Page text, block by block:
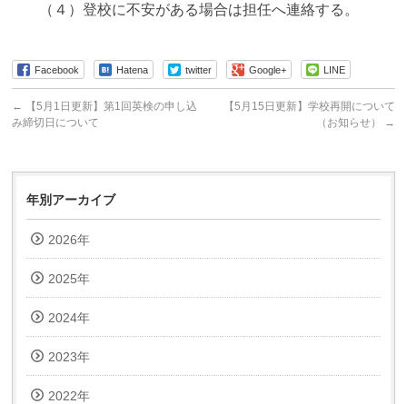
（４）登校に不安がある場合は担任へ連絡する。
Facebook Hatena twitter Google+ LINE
←
【5月1日更新】第1回英検の申し込
み締切日について
【5月15日更新】学校再開について
（お知らせ）
→
年別アーカイブ
2026年
2025年
2024年
2023年
2022年